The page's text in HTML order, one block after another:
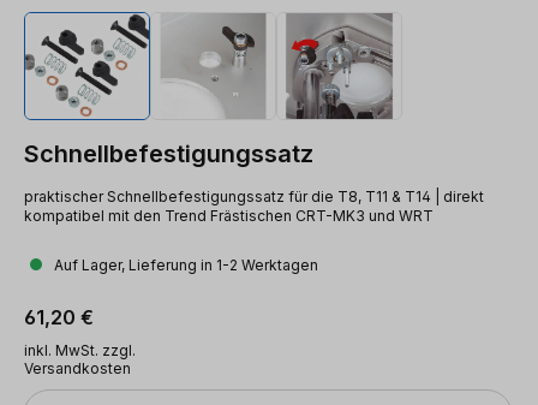
Schnellbefestigungssatz
praktischer Schnellbefestigungssatz für die T8, T11 & T14 | direkt
kompatibel mit den Trend Frästischen CRT-MK3 und WRT
Auf Lager, Lieferung in 1-2 Werktagen
Regulärer Preis:
61,20 €
inkl. MwSt. zzgl.
Versandkosten
Anzahl